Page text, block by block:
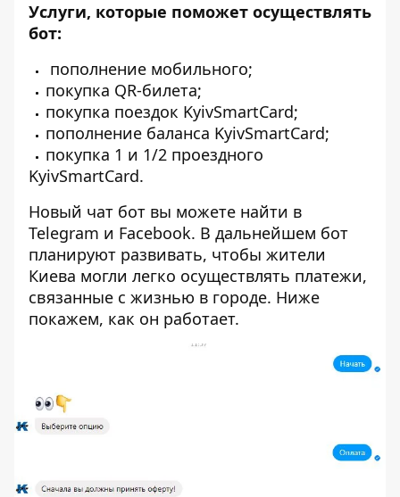
Услуги, которые поможет осуществлять
бот:
пополнение мобильного;
покупка QR-билета;
покупка поездок KyivSmartCard;
пополнение баланса KyivSmartCard;
покупка 1 и 1/2 проездного
KyivSmartCard.
Новый чат бот вы можете найти в
Telegram и Facebook. В дальнейшем бот
планируют развивать, чтобы жители
Киева могли легко осуществлять платежи,
связанные с жизнью в городе. Ниже
покажем, как он работает.